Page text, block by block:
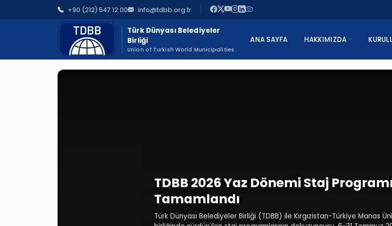
+90 (212) 547 12 00 info@tdbb.org.tr
Türk Dünyası Belediyeler
Birliği
Union of Turkish World Municipalities
ANA SAYFA HAKKIMIZDA
TDBB 2026 Yaz Dönemi Staj
Tamamlandı
Türk Dünyası Belediyeler Birliği (TDBB) ile Kırgızistan-Türkiye Manas